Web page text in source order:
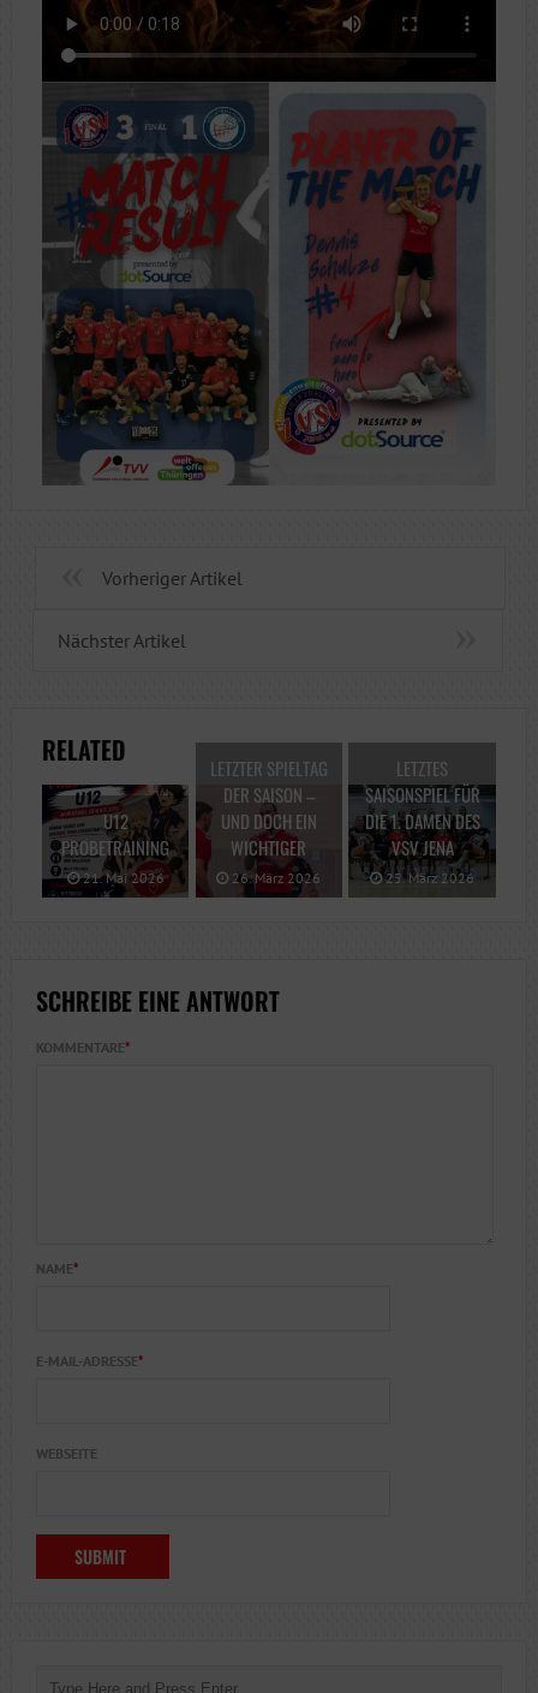
Vorheriger Artikel
Nächster Artikel
RELATED
U12
PROBETRAINING
21. Mai 2026
LETZTER SPIELTAG
DER SAISON –
UND DOCH EIN
WICHTIGER
26. März 2026
LETZTES
SAISONSPIEL FÜR
DIE 1. DAMEN DES
VSV JENA
25. März 2026
SCHREIBE EINE ANTWORT
KOMMENTARE*
NAME*
E-MAIL-ADRESSE*
WEBSEITE